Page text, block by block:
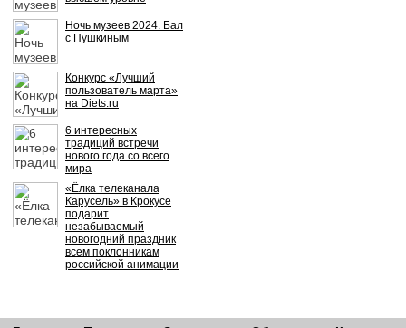
Ночь музеев 2024. Бал
с Пушкиным
Конкурс «Лучший
пользователь марта»
на Diets.ru
6 интересных
традиций встречи
нового года со всего
мира
«Ёлка телеканала
Карусель» в Крокусе
подарит
незабываемый
новогодний праздник
всем поклонникам
российской анимации